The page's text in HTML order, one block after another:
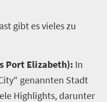
gibt es vieles zu
Port Elizabeth): In
genannten Stadt
Highlights, darunter